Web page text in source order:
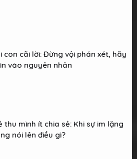
con cãi lời: Đừng vội phán xét, hãy
vào nguyên nhân
thu mình ít chia sẻ: Khi sự im lặng
nói lên điều gì?